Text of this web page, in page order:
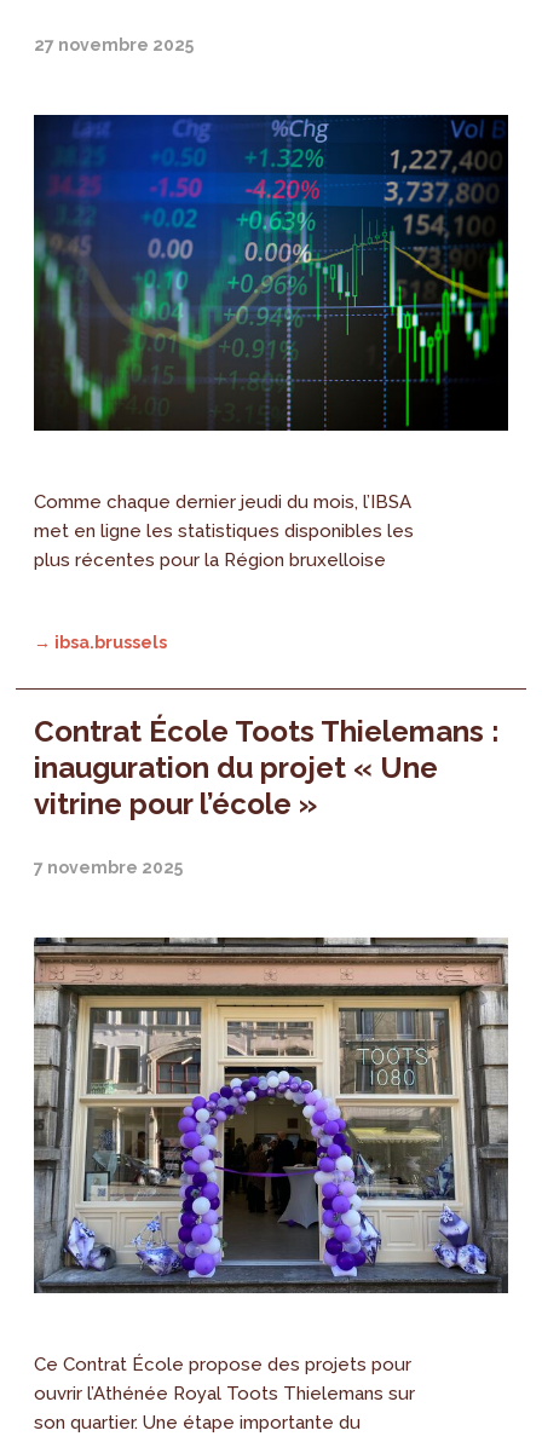
27 novembre 2025
Comme chaque dernier jeudi du mois, l’IBSA
met en ligne les statistiques disponibles les
plus récentes pour la Région bruxelloise
→ ibsa.brussels
Contrat École Toots Thielemans :
inauguration du projet « Une
vitrine pour l’école »
7 novembre 2025
Ce Contrat École propose des projets pour
ouvrir l’Athénée Royal Toots Thielemans sur
son quartier. Une étape importante du